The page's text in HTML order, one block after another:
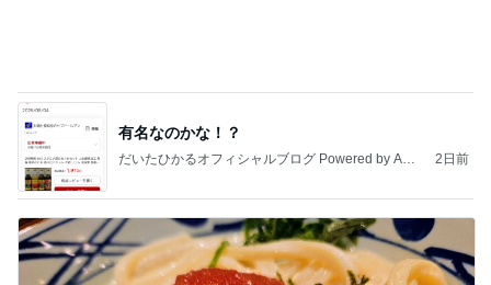
有名なのかな！？
だいたひかるオフィシャルブログ Powered by Ame
2日前